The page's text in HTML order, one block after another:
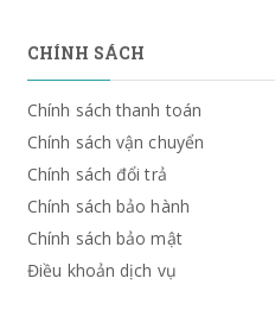
CHÍNH SÁCH
Chính sách thanh toán
Chính sách vận chuyển
Chính sách đổi trả
Chính sách bảo hành
Chính sách bảo mật
Điều khoản dịch vụ